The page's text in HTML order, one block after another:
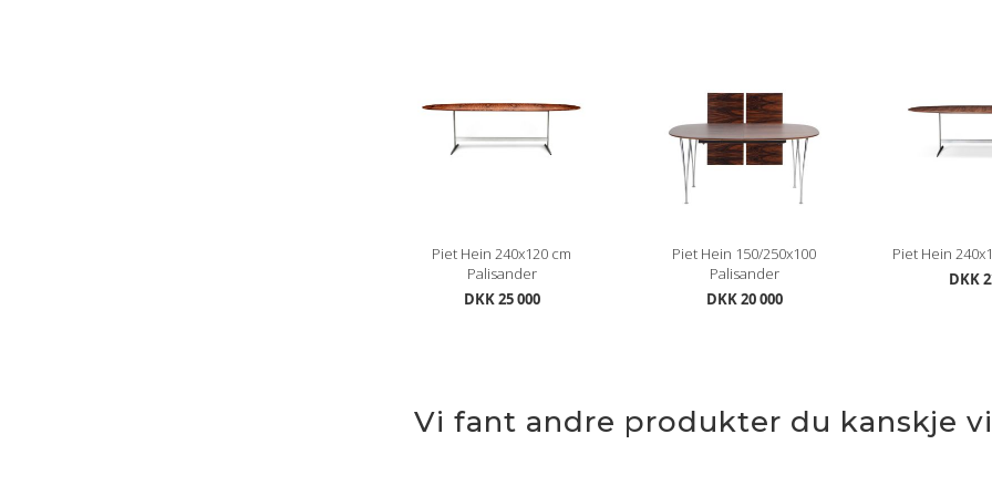
Piet Hein 240x120 cm
Palisander
DKK 25 000
Piet Hein 150/250x100
Palisander
DKK 20 000
Piet Hein
DKK
Vi fant andre produkter du kanskje